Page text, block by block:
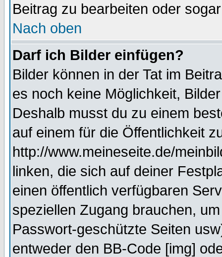
Beitrag zu bearbeiten oder
Nach oben
Darf ich Bilder einfügen?
Bilder können in der Tat im
es noch keine Möglichkeit,
Deshalb musst du zu einem
auf einem für die Öffentlichkeit
http://www.meineseite.de/
linken, die sich auf deiner
einen öffentlich verfügbaren
speziellen Zugang brauchen,
Passwort-geschützte Seiten
entweder den BB-Code [img]